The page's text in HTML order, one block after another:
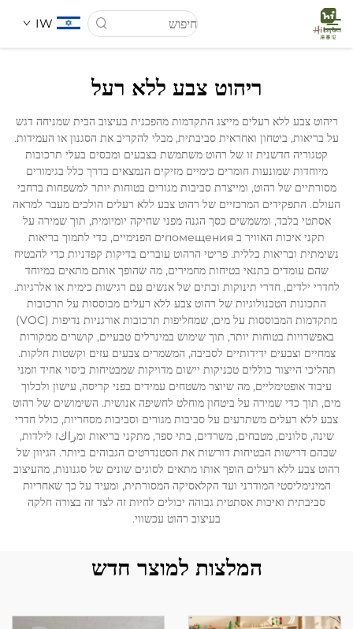
IW
עַל אָמַת
מוצרים
חֲדָשִים
מקרים
הורדה
לְהִתְחַבֵּר אֵלֵינוּ
בְּלוֹגִים
ריהוט צבע ללא רעל
ריהוט צבע ללא רעלים מייצג התקדמות מהפכנית בעיצוב הבית שמניחה דגש
על בריאות, ביטחון ואחראית סביבתית, מבלי להקריב את הסגנון או העמידות.
קטגוריה חדשנית זו של רהוט משתמשת בצבעים ומכסים בעלי תרכובות
מיוחדות שמונעות חומרים כימיים מזיקים הנמצאים בדרך כלל בגימורים
מסורתיים של רהוט, ומייצרת סביבות מגורים בטוחות יותר למשפחות ברחבי
העולם. התפקידים המרכזיים של רהוט צבע ללא רעלים הולכים מעבר למראה
אסתטי בלבד, ומשמשים כסך הגנה מפני שחיקה יומיומית, תוך שמירה על
תקני איכות האוויר ב помещенияים הפנימיים, כדי לתמוך בריאות
נשימתית ובריאות כללית. פריטי הרהוט עוברים בדיקות קפדניות כדי להבטיח
שהם עומדים בתנאי בטיחות מחמירים, מה שהופך אותם מתאים במיוחד
לחדרי ילדים, חדרי תינוקות ובתים של אנשים עם רגישות כימית או אלרגיות.
התכונות הטכנולוגיות של רהוט צבע ללא רעלים מבוססות על תרכובות
מתקדמות המבוססות על מים, שמחליפות תרכובות אורגניות נדיפות (VOC)
באפשרויות בטוחות יותר, תוך שימוש במינרלים טבעיים, קושרים ממקורות
צמחיים וצבעים ידידותיים לסביבה, המשמרים צבעים עזים וקשטות חלקות.
תהליכי הייצור כוללים טכניקות יישום מדויקות שמבטיחות כיסוי אחיד וזמני
עיבוד אופטימליים, מה שיוצר משטחים עמידים בפני קריסה, עישון ולכלוך
מים, תוך כדי שמירה על ביטחון מוחלט לחשיפה אנושית. השימושים של רהוט
צבע ללא רעלים משתרעים על סביבות מגורים וסביבות מסחריות, כולל חדרי
שינה, סלונים, מטבחים, משרדים, בתי ספר, מתקני בריאות ומراكז לילדות,
שבהם דרישות הבטיחות דורשות את הסטנדרטים הגבוהים ביותר. הגיוון של
רהוט צבע ללא רעלים הופך אותו מתאים לסוגים שונים של סגנונות, מהעיצוב
המינימליסטי המודרני ועד הקלאסיקה המסורתית, ומעיד על כך שאחריות
סביבתית ואיכות אסתטית גבוהה יכולים לחיות זה לצד זה בצורה חלקה
בעיצוב רהוט עכשווי.
המלצות למוצר חדש